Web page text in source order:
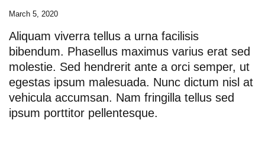
March 5, 2020
Aliquam viverra tellus a urna facilisis
bibendum. Phasellus maximus varius erat sed
molestie. Sed hendrerit ante a orci semper, ut
egestas ipsum malesuada. Nunc dictum nisl at
vehicula accumsan. Nam fringilla tellus sed
ipsum porttitor pellentesque.